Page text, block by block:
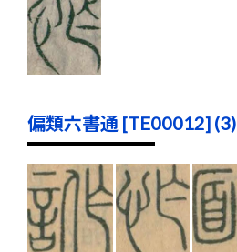
偏類六書通 [TE00012] (3)